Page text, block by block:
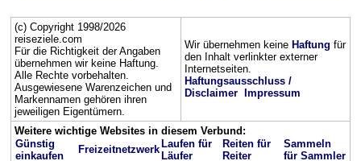
(c) Copyright 1998/2026
reiseziele.com
Für die Richtigkeit der Angaben
übernehmen wir keine Haftung.
Alle Rechte vorbehalten.
Ausgewiesene Warenzeichen und
Markennamen gehören ihren
jeweiligen Eigentümern.
Wir übernehmen keine Haftung für
den Inhalt verlinkter externer
Internetseiten.
Haftungsausschluss /
Disclaimer
Impressum
Weitere wichtige Websites in diesem Verbund:
Günstig
einkaufen
Freizeitnetzwerk Laufen für
Läufer
Reiten für
Reiter
Sammeln
für Sammler